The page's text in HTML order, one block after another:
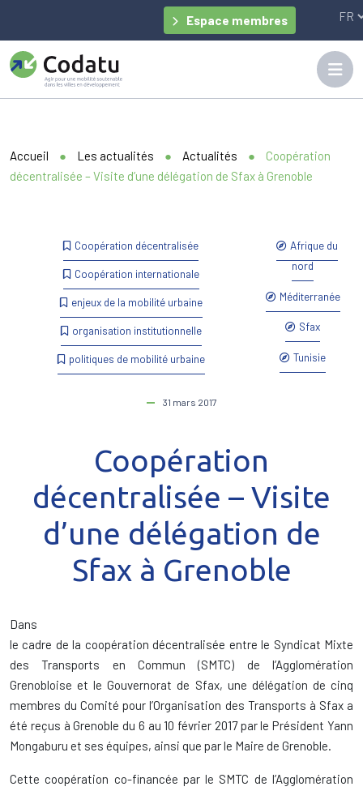
Espace membres
Accueil ● Les actualités ● Actualités ●
Coopération
décentralisée – Visite d’une délégation de Sfax à Grenoble
Coopération décentralisée
Coopération internationale
enjeux de la mobilité urbaine
organisation institutionnelle
politiques de mobilité urbaine
Afrique du
nord
Méditerranée
Sfax
Tunisie
31 mars 2017
Coopération
décentralisée – Visite
d’une délégation de
Sfax à Grenoble
Dans
le cadre de la coopération décentralisée entre le Syndicat Mixte
des Transports en Commun (SMTC) de l’Agglomération
Grenobloise et le Gouvernorat de Sfax, une délégation de cinq
membres du Comité pour l’Organisation des Transports à Sfax a
été reçus à Grenoble du 6 au 10 février 2017 par le Président Yann
Mongaburu et ses équipes, ainsi que par le Maire de Grenoble.
Cette coopération co-financée par le SMTC de l’Agglomération
Panneau de gestion des cookies